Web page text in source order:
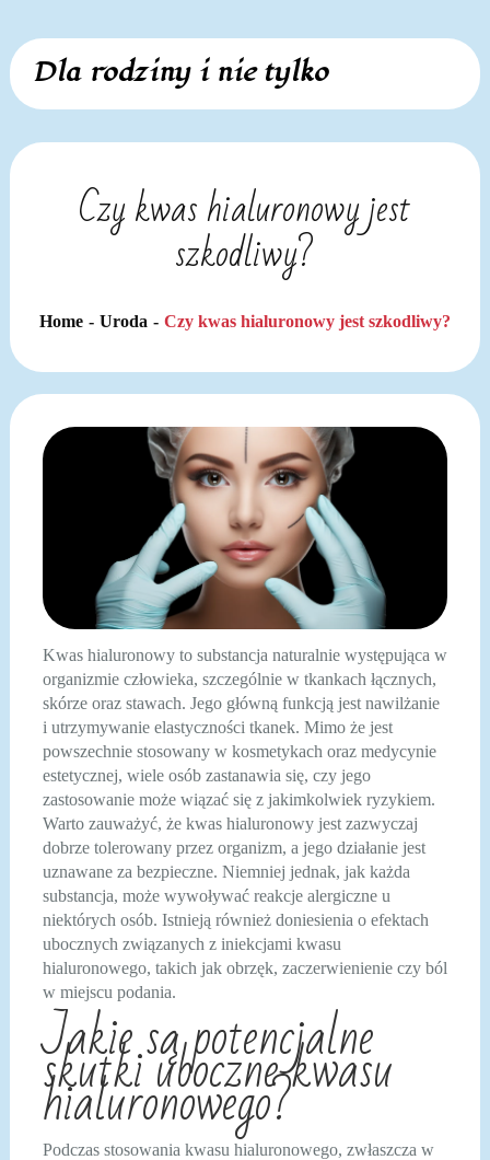
Skip
content
Dla rodziny i nie tylko
Czy kwas hialuronowy jest
szkodliwy?
Home Uroda Czy kwas hialuronowy jest szkodliwy?
Kwas hialuronowy to substancja naturalnie występująca w
organizmie człowieka, szczególnie w tkankach łącznych,
skórze oraz stawach. Jego główną funkcją jest nawilżanie
i utrzymywanie elastyczności tkanek. Mimo że jest
powszechnie stosowany w kosmetykach oraz medycynie
estetycznej, wiele osób zastanawia się, czy jego
zastosowanie może wiązać się z jakimkolwiek ryzykiem.
Warto zauważyć, że kwas hialuronowy jest zazwyczaj
dobrze tolerowany przez organizm, a jego działanie jest
uznawane za bezpieczne. Niemniej jednak, jak każda
substancja, może wywoływać reakcje alergiczne u
niektórych osób. Istnieją również doniesienia o efektach
ubocznych związanych z iniekcjami kwasu
hialuronowego, takich jak obrzęk, zaczerwienienie czy ból
w miejscu podania.
Jakie są potencjalne
skutki uboczne kwasu
hialuronowego?
Podczas stosowania kwasu hialuronowego, zwłaszcza w